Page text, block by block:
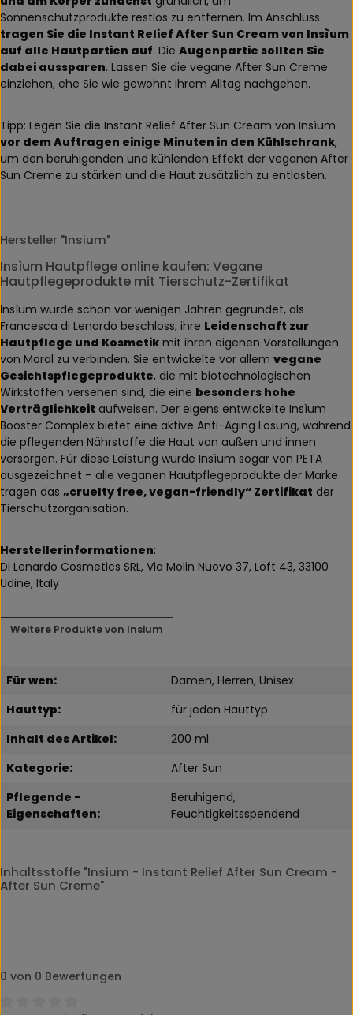
Sonnenschutzprodukte restlos zu entfernen. Im Anschluss
tragen Sie die Instant Relief After Sun Cream von Insìum
auf alle Hautpartien auf. Die Augenpartie sollten Sie
dabei aussparen. Lassen Sie die vegane After Sun Creme
einziehen, ehe Sie wie gewohnt Ihrem Alltag nachgehen.
Tipp: Legen Sie die Instant Relief After Sun Cream von Insìum
vor dem Auftragen einige Minuten in den Kühlschrank,
um den beruhigenden und kühlenden Effekt der veganen After
Sun Creme zu stärken und die Haut zusätzlich zu entlasten.
Hersteller "Insium"
Insìum Hautpflege online kaufen: Vegane
Hautpflegeprodukte mit Tierschutz-Zertifikat
Insìum wurde schon vor wenigen Jahren gegründet, als
Francesca di Lenardo beschloss, ihre Leidenschaft zur
Hautpflege und Kosmetik mit ihren eigenen Vorstellungen
von Moral zu verbinden. Sie entwickelte vor allem vegane
Gesichtspflegeprodukte, die mit biotechnologischen
Wirkstoffen versehen sind, die eine besonders hohe
Verträglichkeit aufweisen. Der eigens entwickelte Insìum
Booster Complex bietet eine aktive Anti-Aging Lösung, während
die pflegenden Nährstoffe die Haut von außen und innen
versorgen. Für diese Leistung wurde Insìum sogar von PETA
ausgezeichnet – alle veganen Hautpflegeprodukte der Marke
tragen das „cruelty free, vegan-friendly“ Zertifikat der
Tierschutzorganisation.
Herstellerinformationen:
Di Lenardo Cosmetics SRL, Via Molin Nuovo 37, Loft 43, 33100
Udine, Italy
Weitere Produkte von Insium
Für wen:
Damen, Herren, Unisex
Hauttyp:
für jeden Hauttyp
Inhalt des Artikel:
200 ml
Kategorie:
After Sun
Pflegende -
Eigenschaften:
Beruhigend,
Feuchtigkeitsspendend
Inhaltsstoffe "Insium - Instant Relief After Sun Cream -
After Sun Creme"
0 von 0 Bewertungen